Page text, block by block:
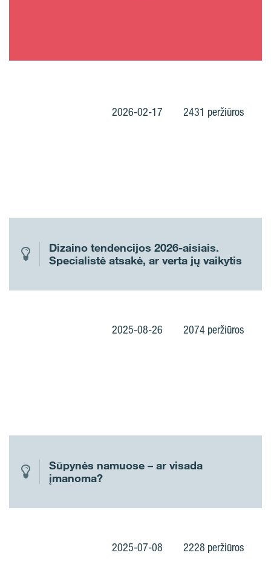
2026-02-17 2431 peržiūros
Dizaino tendencijos 2026-aisiais.
Specialistė atsakė, ar verta jų vaikytis
2025-08-26 2074 peržiūros
Sūpynės namuose – ar visada
įmanoma?
2025-07-08 2228 peržiūros